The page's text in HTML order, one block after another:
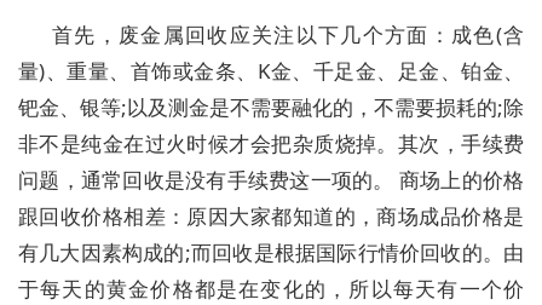
首先，废金属回收应关注以下几个方面：成色(含
量)、重量、首饰或金条、K金、千足金、足金、铂金、
钯金、银等;以及测金是不需要融化的，不需要损耗的;除
非不是纯金在过火时候才会把杂质烧掉。其次，手续费
问题，通常回收是没有手续费这一项的。 商场上的价格
跟回收价格相差：原因大家都知道的，商场成品价格是
有几大因素构成的;而回收是根据国际行情价回收的。由
于每天的黄金价格都是在变化的，所以每天有一个价